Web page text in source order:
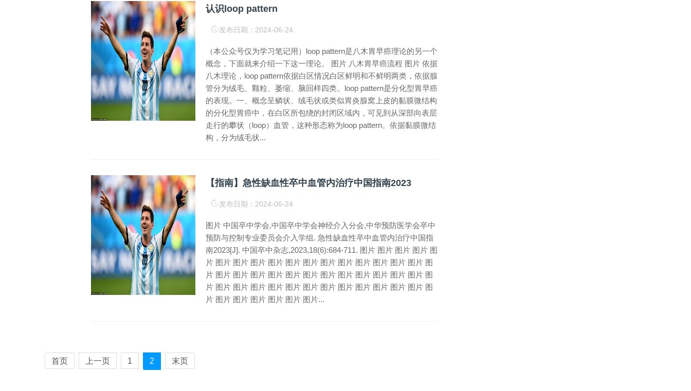
认识loop pattern
发布日期：2024-06-24
（本公众号仅为学习笔记用）loop pattern是八木胃早癌理论的另一个
概念，下面就来介绍一下这一理论。 图片 八木胃早癌流程 图片 依据
八木理论，loop pattern依据白区情况白区鲜明和不鲜明两类，依据腺
管分为绒毛、颗粒、萎缩、脑回样四类。loop pattern是分化型胃早癌
的表现。一、概念呈鳞状、绒毛状或类似胃炎腺窝上皮的黏膜微结构
的分化型胃癌中，在白区所包绕的封闭区域内，可见到从深部向表层
走行的攀状（loop）血管，这种形态称为loop pattern。依据黏膜微结
构，分为绒毛状...
【指南】急性缺血性卒中血管内治疗中国指南2023
发布日期：2024-06-24
图片 中国卒中学会,中国卒中学会神经介入分会,中华预防医学会卒中
预防与控制专业委员会介入学组. 急性缺血性卒中血管内治疗中国指
南2023[J]. 中国卒中杂志,2023,18(6):684-711. 图片 图片 图片 图片 图
片 图片 图片 图片 图片 图片 图片 图片 图片 图片 图片 图片 图片 图
片 图片 图片 图片 图片 图片 图片 图片 图片 图片 图片 图片 图片 图
片 图片 图片 图片 图片 图片 图片 图片 图片 图片 图片 图片 图片 图
片 图片 图片 图片 图片 图片 图片...
首页 上一页 1 2 末页